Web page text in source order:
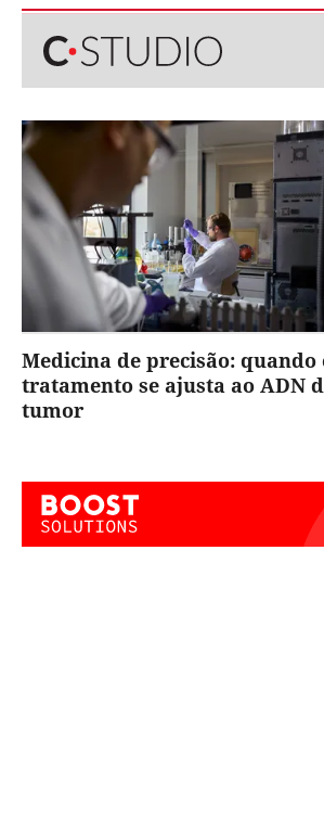
Medicina de precisão: quando
tratamento se ajusta ao ADN
tumor